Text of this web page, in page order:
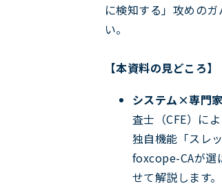
に検知する」攻めの
い。
【本資料の見どころ】
システム×専門
査士（CFE）に
独自機能「スレ
foxcope-CAが選
せて解説します。